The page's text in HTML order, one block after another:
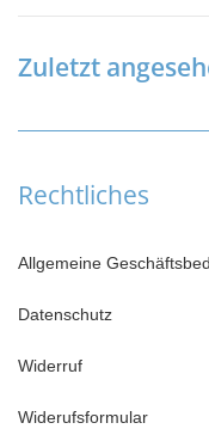
Zuletzt
Rechtliches
Allgemeine
Datenschutz
Widerruf
Widerufsformular